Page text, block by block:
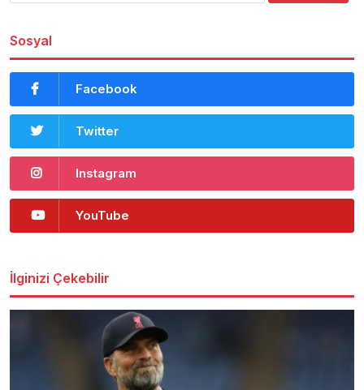
Sosyal
Facebook
Twitter
Instagram
YouTube
İlginizi Çekebilir